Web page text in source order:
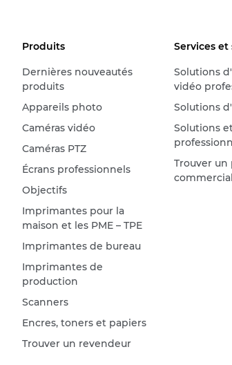
Produits
Dernières nouveautés
produits
Appareils photo
Caméras vidéo
Caméras PTZ
Écrans professionnels
Objectifs
Imprimantes pour la
maison et les PME – TPE
Imprimantes de bureau
Imprimantes de
production
Scanners
Encres, toners et papiers
Trouver un revendeur
Services
Solutions
vidéo
Solutions
Solutions
Trouver un